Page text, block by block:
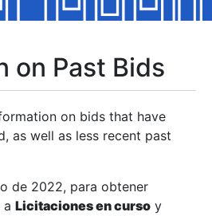
on Past Bids
on bids that have
as well as less recent past
de 2022, para obtener
a Licitaciones en curso y